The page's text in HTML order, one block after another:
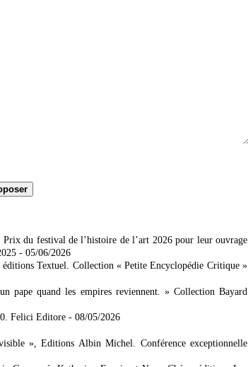
du festival de l’histoire de l’art 2026 pour leur ouvrage
- 05/06/2026
Textuel. Collection « Petite Encyclopédie Critique »
pape quand les empires reviennent. » Collection Bayard
Felici Editore - 08/05/2026
», Editions Albin Michel. Conférence exceptionnelle